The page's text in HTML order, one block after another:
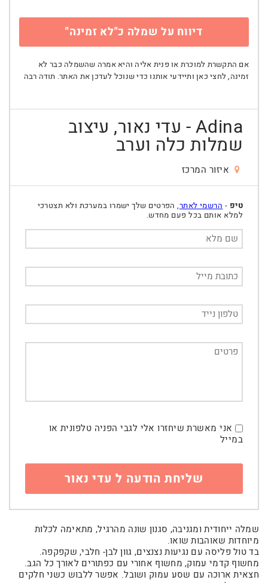
דיווח על שמלה כ"לא זמינה"
אם התקשרת למוכרת או פנית אליה והיא אמרה שהשמלה כבר לא
זמינה, לחצי כאן ותיידעי אותנו כדי שנוכל לעדכן את האתר. תודה רבה
Adina - עדי נאור, עיצוב
שמלות כלה וערב
איזור המרכז
טיפ - הרשמי לאתר, הפרטים שלך ישמרו במערכת ולא תצטרכי
למלא אותם בכל פעם מחדש.
אני מאשרת שיחזרו אלי לגבי הפניה טלפונית או
במייל
שמלה ייחודית ומגניבה, סגנון שונה מהרגיל, מתאימה לכלות
מיוחדות שאוהבות שואו.
בד טול פליסה עם נגיעות נצנצים, גוון לבן- חלבי, שקפקפה.
מחשוף קדמי עמוק, מחשוף אחורי עם כפתורים לאורך כל הגב.
חצאית ארוכה עם שסע עמוק ושובל. אפשר ללבוש כשני חלקים